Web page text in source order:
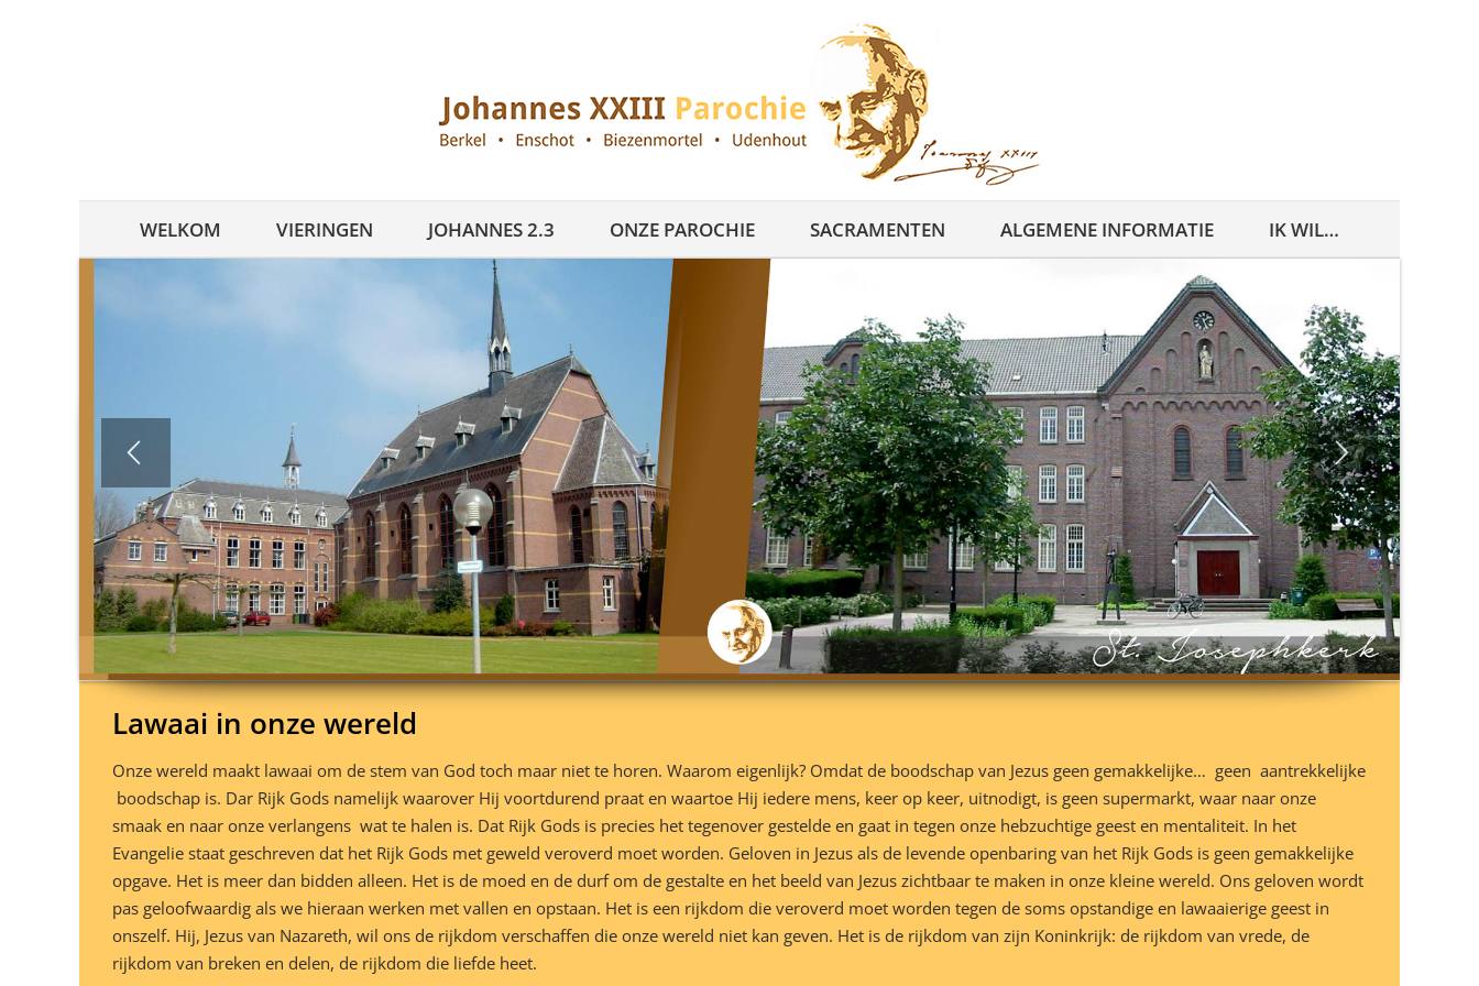
WELKOM VIERINGEN JOHANNES 2.3 ONZE PAROCHIE SACRAMENTEN ALGEMENE INFORMATIE IK WIL…
Lawaai in onze wereld
Onze wereld maakt lawaai om de stem van God toch maar niet te horen. Waarom eigenlijk? Omdat de boodschap van Jezus geen gemakkelijke… geen aantrekkelijke
boodschap is. Dar Rijk Gods namelijk waarover Hij voortdurend praat en waartoe Hij iedere mens, keer op keer, uitnodigt, is geen supermarkt, waar naar onze
smaak en naar onze verlangens wat te halen is. Dat Rijk Gods is precies het tegenover gestelde en gaat in tegen onze hebzuchtige geest en mentaliteit. In het
Evangelie staat geschreven dat het Rijk Gods met geweld veroverd moet worden. Geloven in Jezus als de levende openbaring van het Rijk Gods is geen gemakkelijke
opgave. Het is meer dan bidden alleen. Het is de moed en de durf om de gestalte en het beeld van Jezus zichtbaar te maken in onze kleine wereld. Ons geloven wordt
pas geloofwaardig als we hieraan werken met vallen en opstaan. Het is een rijkdom die veroverd moet worden tegen de soms opstandige en lawaaierige geest in
onszelf. Hij, Jezus van Nazareth, wil ons de rijkdom verschaffen die onze wereld niet kan geven. Het is de rijkdom van zijn Koninkrijk: de rijkdom van vrede, de
rijkdom van breken en delen, de rijkdom die liefde heet.